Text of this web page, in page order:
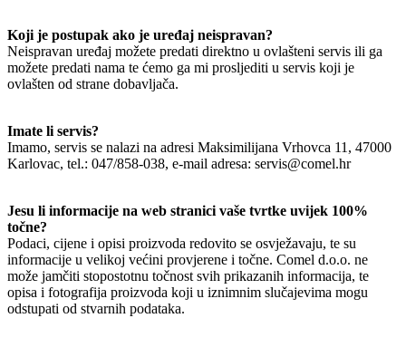
Koji je postupak ako je uređaj neispravan?
Neispravan uređaj možete predati direktno u ovlašteni servis ili ga
možete predati nama te ćemo ga mi prosljediti u servis koji je
ovlašten od strane dobavljača.
Imate li servis?
Imamo, servis se nalazi na adresi Maksimilijana Vrhovca 11, 47000
Karlovac, tel.: 047/858-038, e-mail adresa: servis@comel.hr
Jesu li informacije na web stranici vaše tvrtke uvijek 100%
točne?
Podaci, cijene i opisi proizvoda redovito se osvježavaju, te su
informacije u velikoj većini provjerene i točne. Comel d.o.o. ne
može jamčiti stopostotnu točnost svih prikazanih informacija, te
opisa i fotografija proizvoda koji u iznimnim slučajevima mogu
odstupati od stvarnih podataka.